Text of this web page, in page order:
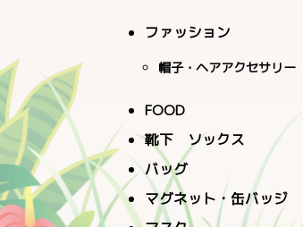
ファッション
帽子・ヘアアクセサリー
FOOD
靴下 ソックス
バッグ
マグネット・缶バッジ